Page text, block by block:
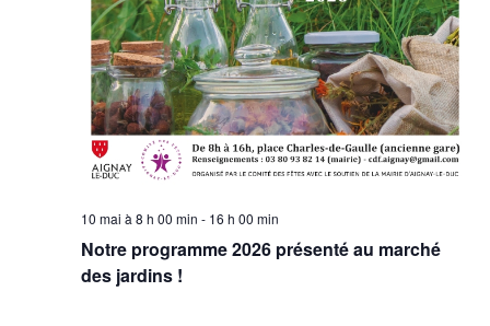
g
a
t
i
o
n
v
v
è
n
e
m
e
n
Notre programme 2026 présenté au marché
des jardins !
10 mai à 8 h 00 min - 16 h 00 min